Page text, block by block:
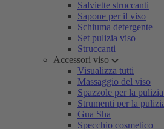
Salviette struccanti
Sapone per il viso
Schiuma detergente
Set pulizia viso
Struccanti
Accessori viso
Visualizza tutti
Massaggio del viso
Spazzole per la
Strumenti per la
Gua Sha
Specchio cosmetico